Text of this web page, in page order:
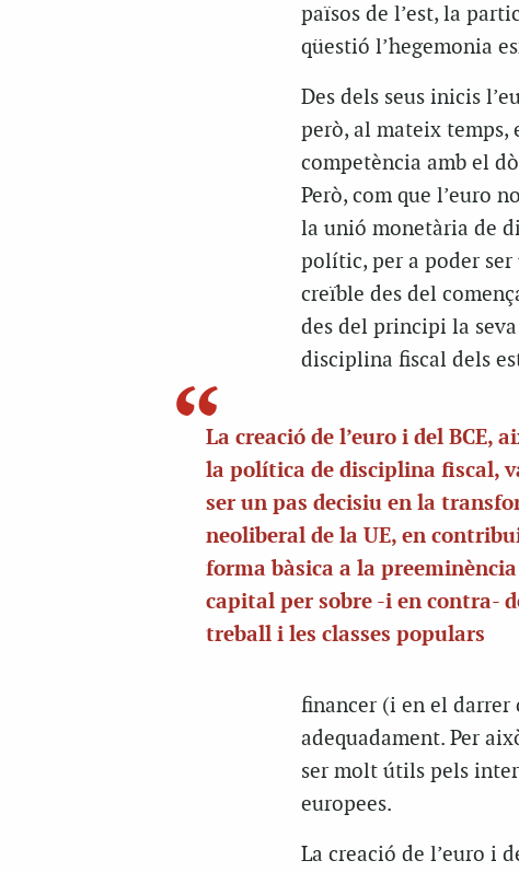
països de l’est, la
qüestió l’hegemonia
Des dels seus inicis
però, al mateix temps,
competència amb el
Però, com que l’euro
la unió monetària de
polític, per a poder ser
creïble des del
des del principi la
disciplina fiscal dels
La creació de l’euro i del BCE,
la política de disciplina fiscal,
ser un pas decisiu en la
neoliberal de la UE, en
forma bàsica a la
capital per sobre -i en contra-
treball i les classes populars
financer (i en el darrer
adequadament. Per
ser molt útils pels
europees.
La creació de l’euro i